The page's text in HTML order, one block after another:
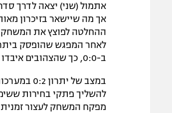
אתמול (שני) יצאה לדרך
אך מה שיישאר בזיכרון
לאחר המפגש שהופסק
ב-0:0, כך שהצהובים איבדו את יתרונם.
להשליך פתקי בחירות
מפקח המשחק לעצור זמנית